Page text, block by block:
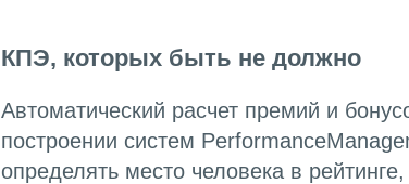
КПЭ, которых быть не должно
Автоматический расчет премий и
построении систем
определять место человека в